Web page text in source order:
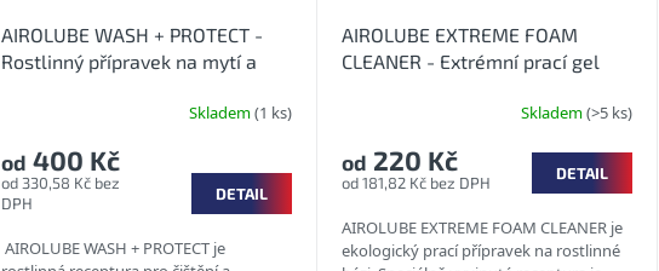
AIROLUBE WASH + PROTECT -
Rostlinný přípravek na mytí a
Skladem(1 ks)
od 330,58 Kč bez
DPH
od 400 Kč
DETAIL
AIROLUBE WASH + PROTECT je
AIROLUBE EXTREME FOAM
CLEANER - Extrémní prací gel
Skladem(>5 ks)
od 181,82 Kč bez DPH
od 220 Kč DETAIL
AIROLUBE EXTREME FOAM CLEANER je
ekologický prací přípravek na rostlinné